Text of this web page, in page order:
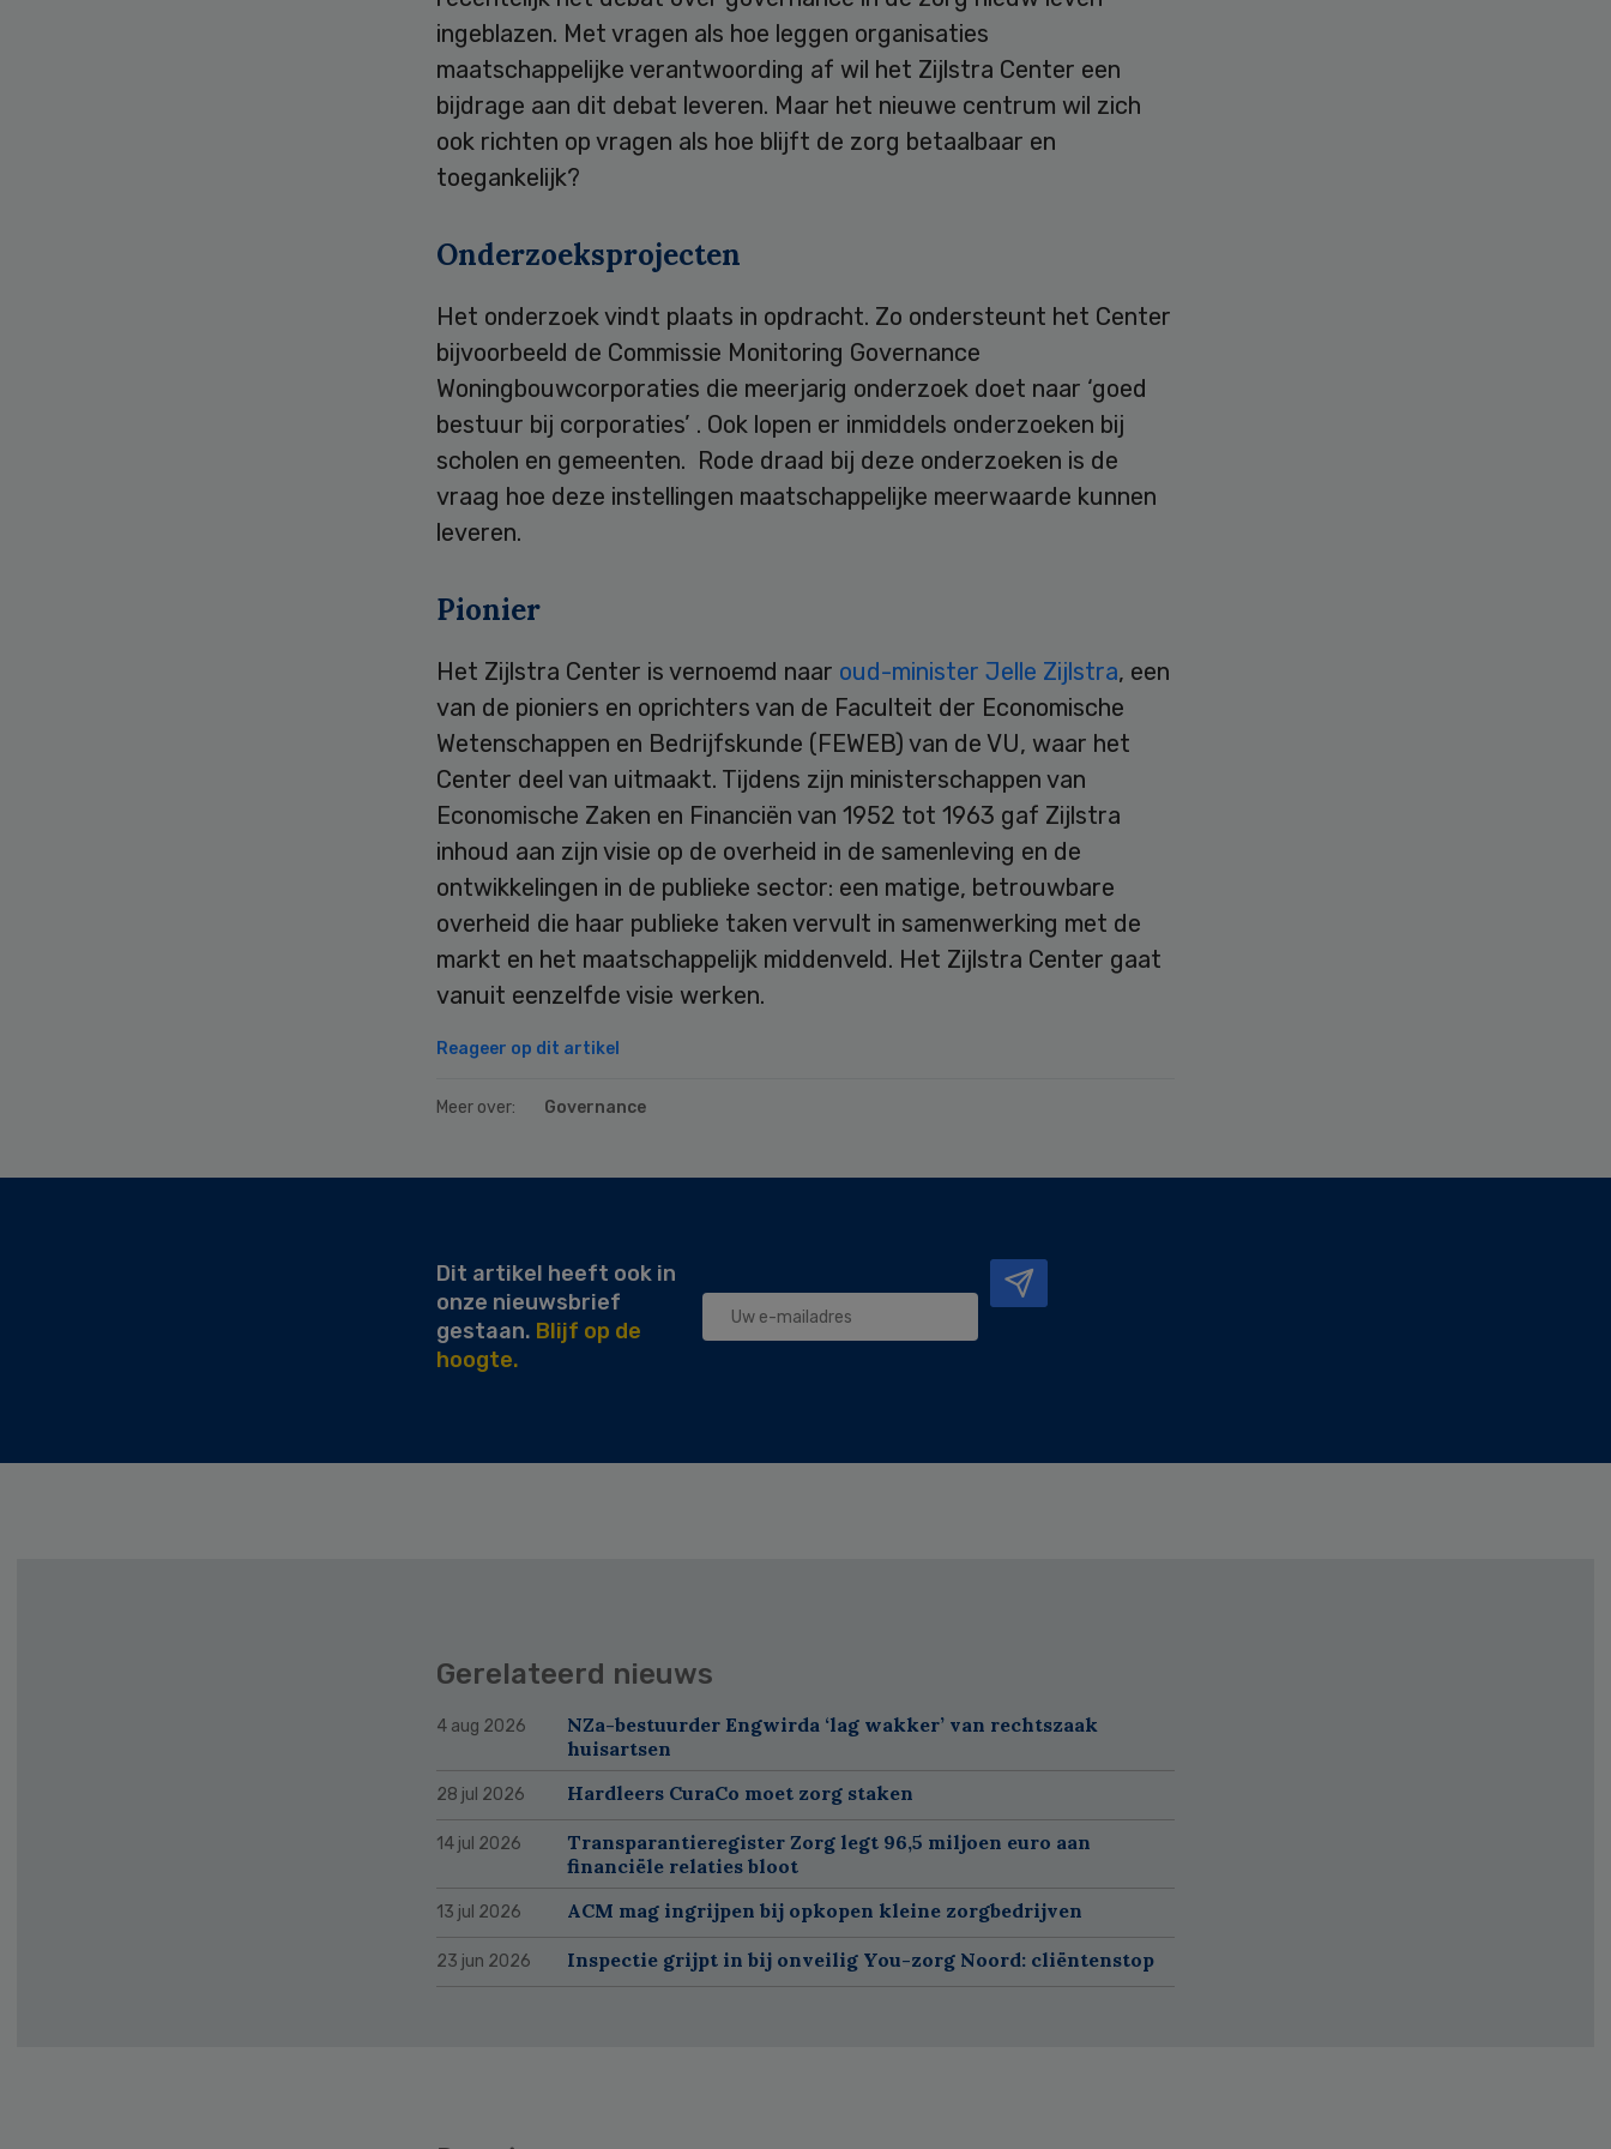
ingeblazen. Met vragen als hoe leggen organisaties
maatschappelijke verantwoording af wil het Zijlstra Center een
bijdrage aan dit debat leveren. Maar het nieuwe centrum wil zich
ook richten op vragen als hoe blijft de zorg betaalbaar en
toegankelijk?
Onderzoeksprojecten
Het onderzoek vindt plaats in opdracht. Zo ondersteunt het Center
bijvoorbeeld de Commissie Monitoring Governance
Woningbouwcorporaties die meerjarig onderzoek doet naar ‘goed
bestuur bij corporaties’ . Ook lopen er inmiddels onderzoeken bij
scholen en gemeenten. Rode draad bij deze onderzoeken is de
vraag hoe deze instellingen maatschappelijke meerwaarde kunnen
leveren.
Pionier
Het Zijlstra Center is vernoemd naar oud-minister Jelle Zijlstra, een
van de pioniers en oprichters van de Faculteit der Economische
Wetenschappen en Bedrijfskunde (FEWEB) van de VU, waar het
Center deel van uitmaakt. Tijdens zijn ministerschappen van
Economische Zaken en Financiën van 1952 tot 1963 gaf Zijlstra
inhoud aan zijn visie op de overheid in de samenleving en de
ontwikkelingen in de publieke sector: een matige, betrouwbare
overheid die haar publieke taken vervult in samenwerking met de
markt en het maatschappelijk middenveld. Het Zijlstra Center gaat
vanuit eenzelfde visie werken.
Reageer op dit artikel
Meer over: Governance
Secondary
Dit artikel heeft ook in
onze nieuwsbrief
gestaan. Blijf op de
hoogte.
Gerelateerd nieuws
4 aug 2026
NZa-bestuurder Engwirda ‘lag wakker’ van rechtszaak
huisartsen
28 jul 2026 Hardleers CuraCo moet zorg staken
14 jul 2026
Transparantieregister Zorg legt 96,5 miljoen euro aan
financiële relaties bloot
13 jul 2026 ACM mag ingrijpen bij opkopen kleine zorgbedrijven
23 jun 2026 Inspectie grijpt in bij onveilig You-zorg Noord: cliëntenstop